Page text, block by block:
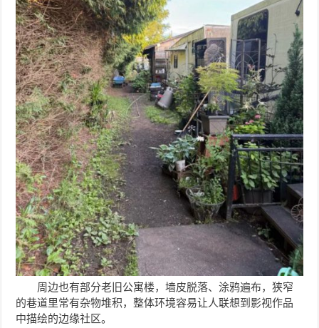
周边也有部分老旧公寓楼，墙皮脱落、涂鸦遍布，狭窄
的巷道里常有杂物堆积，整体环境容易让人联想到影视作品
中描绘的边缘社区。